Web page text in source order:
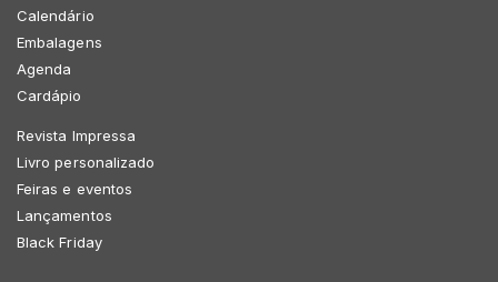
Calendário
Embalagens
Agenda
Cardápio
Revista Impressa
Livro personalizado
Feiras e eventos
Lançamentos
Black Friday